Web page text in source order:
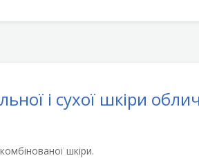
і сухої шкіри
шкіри.